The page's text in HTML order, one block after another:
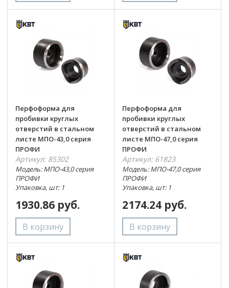
Перфоформа для
пробивки круглых
отверстий в стальном
листе МПО-43,0 серия
ПРОФИ
Артикул: 85302
Модель: МПО-43,0 серия
ПРОФИ
Упаковка, шт: 1
1930.86 руб.
Перфоформа для
пробивки круглых
отверстий в стальном
листе МПО-47,0 серия
ПРОФИ
Артикул: 61823
Модель: МПО-47,0 серия
ПРОФИ
Упаковка, шт: 1
2174.24 руб.